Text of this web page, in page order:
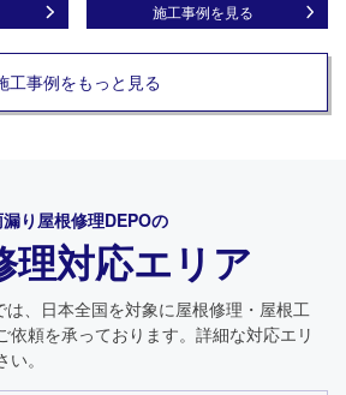
施工事例を見る
工事例をもっと見る
り屋根修理DEPOの
理対応エリア
は、日本全国を対象に屋根修理・屋根工
依頼を承っております。詳細な対応エリ
。